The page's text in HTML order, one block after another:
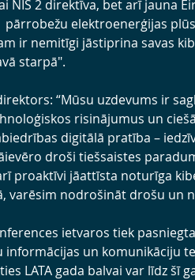
NIS 2 direktīva, bet arī jauna
pārrobežu elektroenerģijas
ir nemitīgi jāstiprina savas
starpā".
“Mūsu uzdevums ir
risinājumus un
digitālā pratība –
droši tiešsaistes
proaktīvi jāattīsta noturīga
varēsim nodrošināt drošu un
ietvaros tiek
un komunikāciju
LATA gada balvai var līdz šī